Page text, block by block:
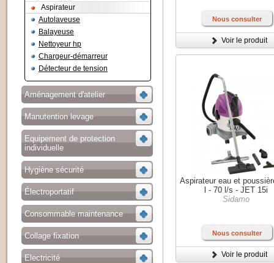
Aspirateur
Autolaveuse
Balayeuse
Nettoyeur hp
Chargeur-démarreur
Détecteur de tension
Aménagement d'atelier
Manutention levage
Equipement de protection
individuelle
Hygiène sécurité
Électroportatif
Consommable maintenance
Collage fixation
Electricité
Nous consulter
Voir le produit
Aspirateur eau et
l - 70 l/s - JET 15i
Sidamo
Nous consulter
Voir le produit